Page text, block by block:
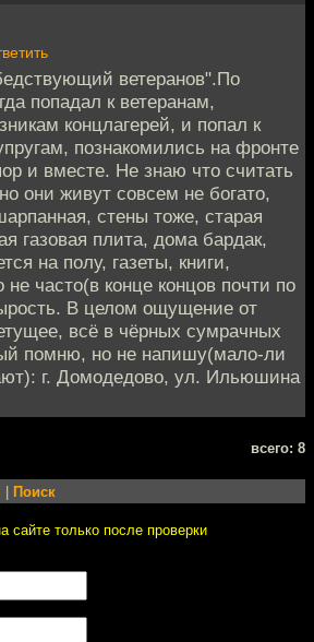
ветеранов".По
попадал к ветеранам,
концлагерей, и попал к
познакомились на фронте
и вместе. Не знаю что считать
они живут совсем не богато,
стены тоже, старая
газовая плита, дома бардак,
на полу, газеты, книги,
часто(в конце концов почти по
В целом ощущение от
всё в чёрных сумрачных
помню, но не напишу(мало-ли
г. Домодедово, ул. Ильюшина
всего: 8
Поиск
сайте только после проверки